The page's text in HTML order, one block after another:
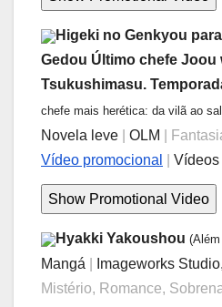
Higeki no Genkyou
Gedou Último chefe Joou
Tsukushimasu.
chefe mais herética: da vilã ao
Novela leve OLM
|
Vídeo promocional
Hyakki Yakoushou
Mangá Imageworks
Mistério, Romance,